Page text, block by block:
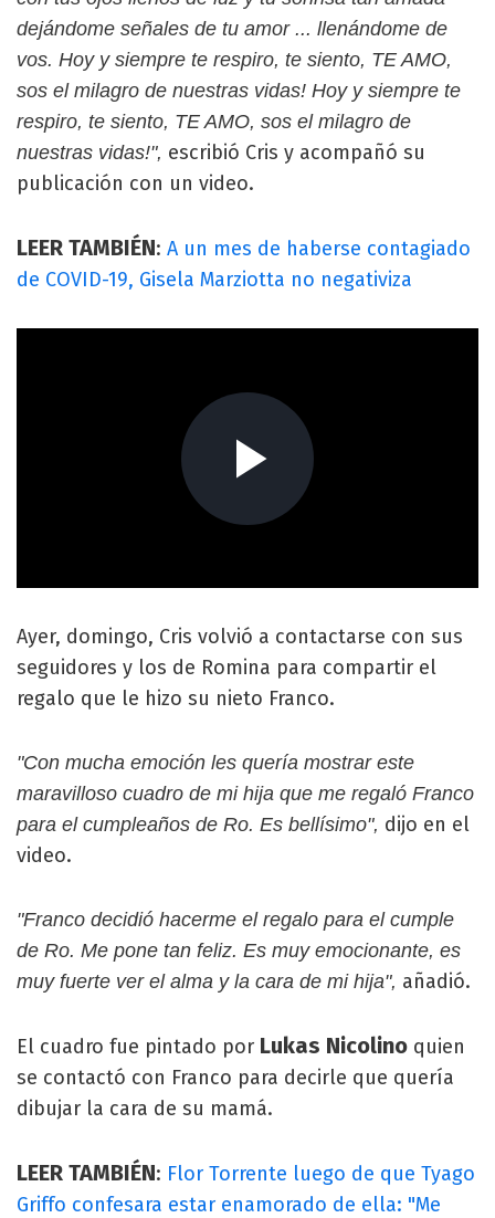
dejándome señales de tu amor ... llenándome de
vos. Hoy y siempre te respiro, te siento, TE AMO,
sos el milagro de nuestras vidas! Hoy y siempre te
respiro, te siento, TE AMO, sos el milagro de
nuestras vidas!", escribió Cris y acompañó su
publicación con un video.
LEER TAMBIÉN: A un mes de haberse contagiado
de COVID-19, Gisela Marziotta no negativiza
Ayer, domingo, Cris volvió a contactarse con sus
seguidores y los de Romina para compartir el
regalo que le hizo su nieto Franco.
"Con mucha emoción les quería mostrar este
maravilloso cuadro de mi hija que me regaló Franco
para el cumpleaños de Ro. Es bellísimo", dijo en el
video.
"Franco decidió hacerme el regalo para el cumple
de Ro. Me pone tan feliz. Es muy emocionante, es
muy fuerte ver el alma y la cara de mi hija", añadió.
El cuadro fue pintado por Lukas Nicolino quien
se contactó con Franco para decirle que quería
dibujar la cara de su mamá.
LEER TAMBIÉN: Flor Torrente luego de que Tyago
Griffo confesara estar enamorado de ella: "Me